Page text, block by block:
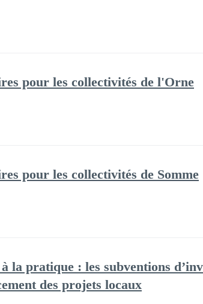
pour les collectivités de l'Orne
pour les collectivités de Somme
la pratique : les subventions
des projets locaux